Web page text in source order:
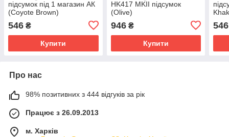
підсумок під 1 магазин АК
(Coyote Brown)
546 ₴
Купити
HK417 MKII підсумок
(Olive)
946₴
Купити
546
Про нас
98% позитивних з 444 відгуків за рік
Працює з 26.09.2013
м. Харків